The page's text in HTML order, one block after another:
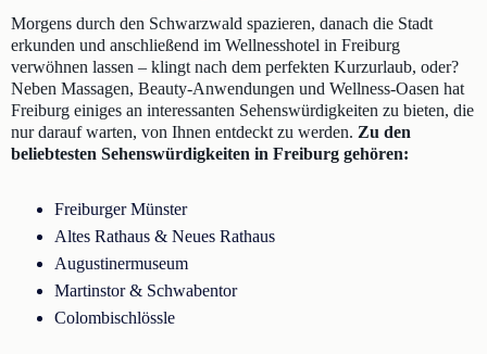
Morgens durch den Schwarzwald spazieren, danach die Stadt
erkunden und anschließend im Wellnesshotel in Freiburg
verwöhnen lassen – klingt nach dem perfekten Kurzurlaub, oder?
Neben Massagen, Beauty-Anwendungen und Wellness-Oasen hat
Freiburg einiges an interessanten Sehenswürdigkeiten zu bieten, die
nur darauf warten, von Ihnen entdeckt zu werden. Zu den
beliebtesten Sehenswürdigkeiten in Freiburg gehören:
Freiburger Münster
Altes Rathaus & Neues Rathaus
Augustinermuseum
Martinstor & Schwabentor
Colombischlössle